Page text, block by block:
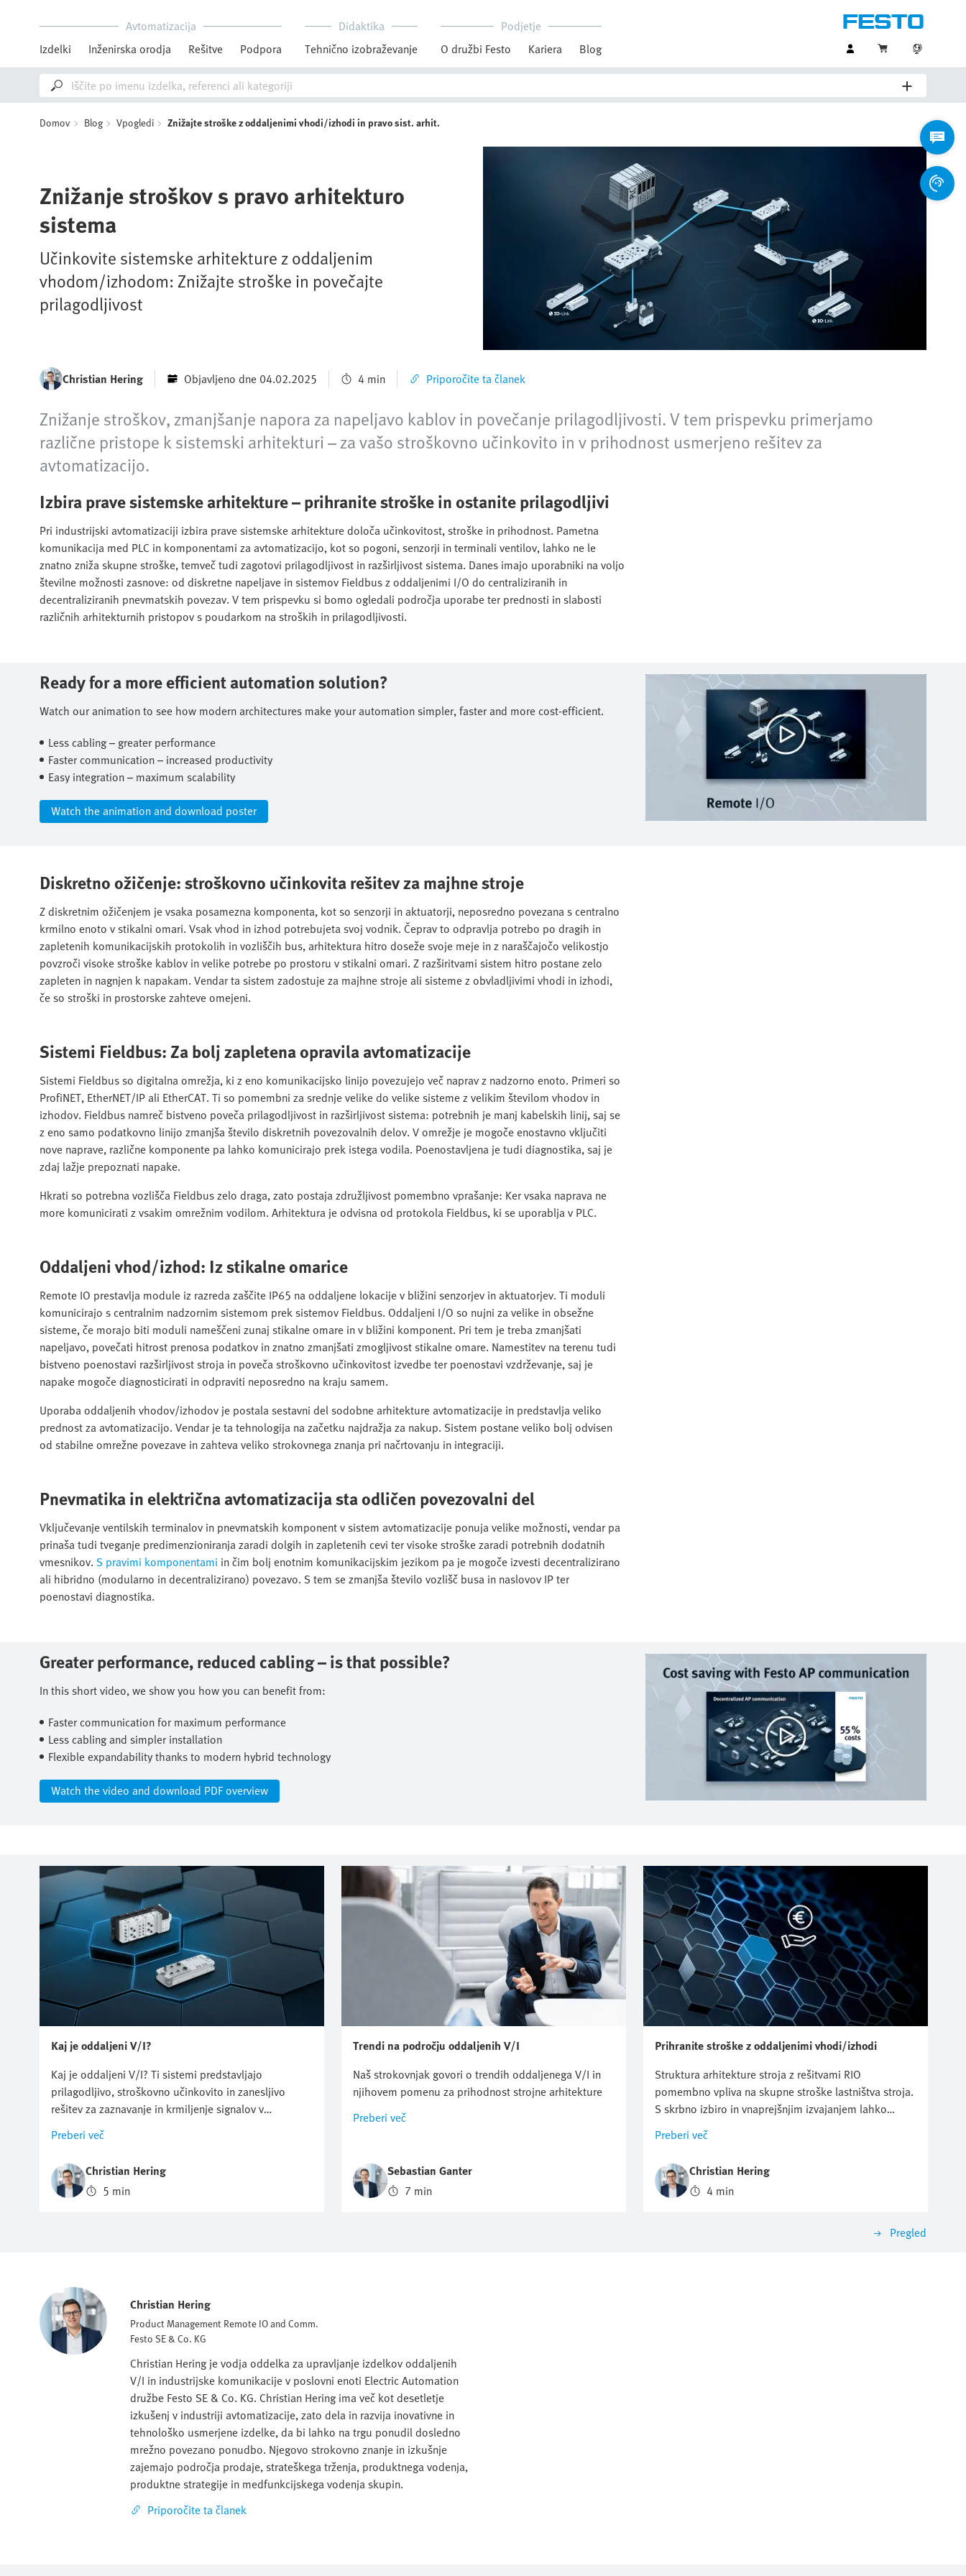
Avtomatizacija
Izdelki
Inženirska orodja Rešitve Podpora
Didaktika
Tehnično izobraževanje
Podjetje
O družbi Festo
Kariera Blog
Domov Blog Vpogledi Znižajte stroške z oddaljenimi vhodi/izhodi in pravo sist. arhit.
Znižanje stroškov s pravo arhitekturo
sistema
Učinkovite sistemske arhitekture z oddaljenim
vhodom/izhodom: Znižajte stroške in povečajte
prilagodljivost
Christian Hering Objavljeno dne 04.02.2025 4 min Priporočite ta članek
Znižanje stroškov, zmanjšanje napora za napeljavo kablov in povečanje prilagodljivosti. V tem prispevku primerjamo
različne pristope k sistemski arhitekturi – za vašo stroškovno učinkovito in v prihodnost usmerjeno rešitev za
avtomatizacijo.
Izbira prave sistemske arhitekture – prihranite stroške in ostanite prilagodljivi
Pri industrijski avtomatizaciji izbira prave sistemske arhitekture določa učinkovitost, stroške in prihodnost. Pametna
komunikacija med PLC in komponentami za avtomatizacijo, kot so pogoni, senzorji in terminali ventilov, lahko ne le
znatno zniža skupne stroške, temveč tudi zagotovi prilagodljivost in razširljivost sistema. Danes imajo uporabniki na voljo
številne možnosti zasnove: od diskretne napeljave in sistemov Fieldbus z oddaljenimi I/O do centraliziranih in
decentraliziranih pnevmatskih povezav. V tem prispevku si bomo ogledali področja uporabe ter prednosti in slabosti
različnih arhitekturnih pristopov s poudarkom na stroških in prilagodljivosti.
Ready for a more efficient automation solution?
Watch our animation to see how modern architectures make your automation simpler, faster and more cost-efficient.​
Less cabling – greater performance​
Faster communication – increased productivity​
Easy integration – maximum scalability​
Watch the animation and download poster​
Diskretno ožičenje: stroškovno učinkovita rešitev za majhne stroje
Z diskretnim ožičenjem je vsaka posamezna komponenta, kot so senzorji in aktuatorji, neposredno povezana s centralno
krmilno enoto v stikalni omari. Vsak vhod in izhod potrebujeta svoj vodnik. Čeprav to odpravlja potrebo po dragih in
zapletenih komunikacijskih protokolih in vozliščih bus, arhitektura hitro doseže svoje meje in z naraščajočo velikostjo
povzroči visoke stroške kablov in velike potrebe po prostoru v stikalni omari. Z razširitvami sistem hitro postane zelo
zapleten in nagnjen k napakam. Vendar ta sistem zadostuje za majhne stroje ali sisteme z obvladljivimi vhodi in izhodi,
če so stroški in prostorske zahteve omejeni.
Sistemi Fieldbus: Za bolj zapletena opravila avtomatizacije
Sistemi Fieldbus so digitalna omrežja, ki z eno komunikacijsko linijo povezujejo več naprav z nadzorno enoto. Primeri so
ProfiNET, EtherNET/IP ali EtherCAT. Ti so pomembni za srednje velike do velike sisteme z velikim številom vhodov in
izhodov. Fieldbus namreč bistveno poveča prilagodljivost in razširljivost sistema: potrebnih je manj kabelskih linij, saj se
z eno samo podatkovno linijo zmanjša število diskretnih povezovalnih delov. V omrežje je mogoče enostavno vključiti
nove naprave, različne komponente pa lahko komunicirajo prek istega vodila. Poenostavljena je tudi diagnostika, saj je
zdaj lažje prepoznati napake.
Hkrati so potrebna vozlišča Fieldbus zelo draga, zato postaja združljivost pomembno vprašanje: Ker vsaka naprava ne
more komunicirati z vsakim omrežnim vodilom. Arhitektura je odvisna od protokola Fieldbus, ki se uporablja v PLC.
Oddaljeni vhod/izhod: Iz stikalne omarice
Remote IO prestavlja module iz razreda zaščite IP65 na oddaljene lokacije v bližini senzorjev in aktuatorjev. Ti moduli
komunicirajo s centralnim nadzornim sistemom prek sistemov Fieldbus. Oddaljeni I/O so nujni za velike in obsežne
sisteme, če morajo biti moduli nameščeni zunaj stikalne omare in v bližini komponent. Pri tem je treba zmanjšati
napeljavo, povečati hitrost prenosa podatkov in znatno zmanjšati zmogljivost stikalne omare. Namestitev na terenu tudi
bistveno poenostavi razširljivost stroja in poveča stroškovno učinkovitost izvedbe ter poenostavi vzdrževanje, saj je
napake mogoče diagnosticirati in odpraviti neposredno na kraju samem.
Uporaba oddaljenih vhodov/izhodov je postala sestavni del sodobne arhitekture avtomatizacije in predstavlja veliko
prednost za avtomatizacijo. Vendar je ta tehnologija na začetku najdražja za nakup. Sistem postane veliko bolj odvisen
od stabilne omrežne povezave in zahteva veliko strokovnega znanja pri načrtovanju in integraciji.
Pnevmatika in električna avtomatizacija sta odličen povezovalni del
Vključevanje ventilskih terminalov in pnevmatskih komponent v sistem avtomatizacije ponuja velike možnosti, vendar pa
prinaša tudi tveganje predimenzioniranja zaradi dolgih in zapletenih cevi ter visoke stroške zaradi potrebnih dodatnih
vmesnikov. S pravimi komponentami in čim bolj enotnim komunikacijskim jezikom pa je mogoče izvesti decentralizirano
ali hibridno (modularno in decentralizirano) povezavo. S tem se zmanjša število vozlišč busa in naslovov IP ter
poenostavi diagnostika.
Greater performance, reduced cabling – is that possible?​
In this short video, we show you how you can benefit from:​
Faster communication for maximum performance​
Less cabling and simpler installation​
Flexible expandability thanks to modern hybrid technology​
Watch the video and download PDF overview​
Kaj je oddaljeni V/I?
Kaj je oddaljeni V/I? Ti sistemi predstavljajo
prilagodljivo, stroškovno učinkovito in zanesljivo
rešitev za zaznavanje in krmiljenje signalov v
industrijski avtomatizaciji. Omogočajo
decentralizirano razporeditev vhodno-izhodnih
modulov, kar zmanjšuje potrebno količino kablov ter
poenostavlja namestitev in vzdrževanje.
Preberi več
Christian Hering
5 min
Trendi na področju oddaljenih V/I
Naš strokovnjak govori o trendih oddaljenega V/I in
njihovem pomenu za prihodnost strojne arhitekture
Preberi več
Sebastian Ganter
7 min
Prihranite stroške z oddaljenimi vhodi/izhodi
Struktura arhitekture stroja z rešitvami RIO
pomembno vpliva na skupne stroške lastništva stroja.
S skrbno izbiro in vnaprejšnjim izvajanjem lahko
prihranite veliko stroškov.
Preberi več
Christian Hering
4 min
Pregled
Christian Hering
Product Management Remote IO and Comm.
Festo SE & Co. KG
Christian Hering je vodja oddelka za upravljanje izdelkov oddaljenih
V/I in industrijske komunikacije v poslovni enoti Electric Automation
družbe Festo SE & Co. KG. Christian Hering ima več kot desetletje
izkušenj v industriji avtomatizacije, zato dela in razvija inovativne in
tehnološko usmerjene izdelke, da bi lahko na trgu ponudil dosledno
mrežno povezano ponudbo. Njegovo strokovno znanje in izkušnje
zajemajo področja prodaje, strateškega trženja, produktnega vodenja,
produktne strategije in medfunkcijskega vodenja skupin.
Priporočite ta članek